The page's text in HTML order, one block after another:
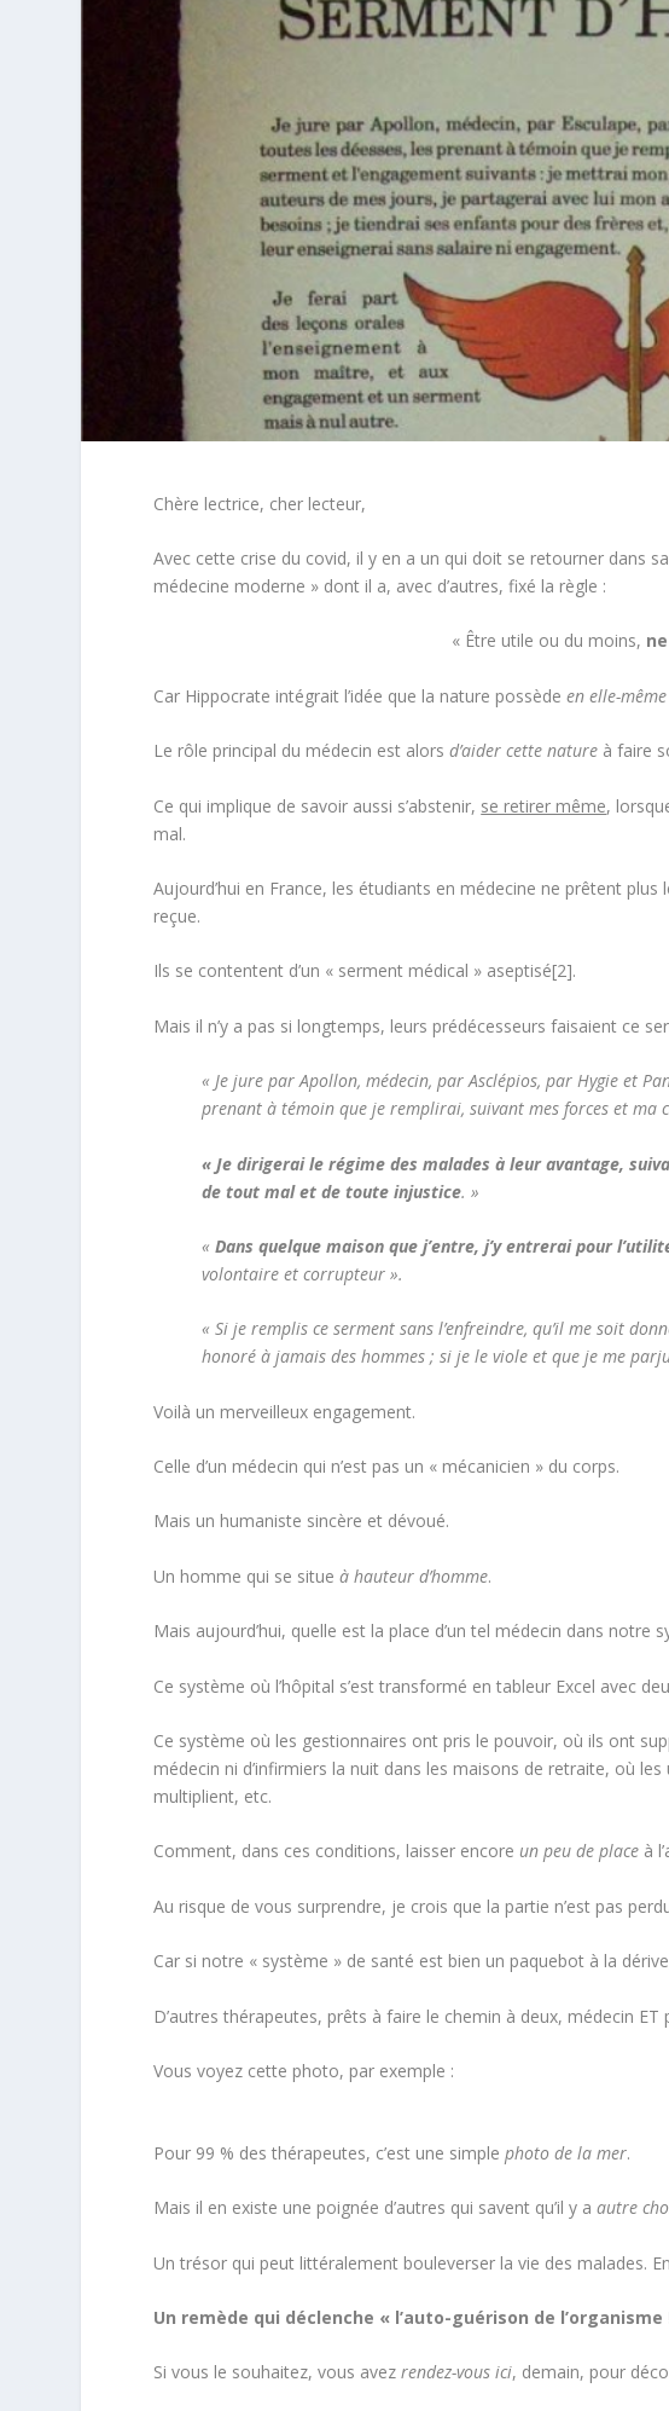
Chère lectrice, cher lecteur,
Avec cette crise du covid, il y en a un qui doit se retourner dans
médecine moderne » dont il a, avec d’autres, fixé la règle :
« Être utile ou du moins,
Car Hippocrate intégrait l’idée que la nature possèdeen elle-même
Le rôle principal du médecin est alorsd’aider cette nature à faire
Ce qui implique de savoir aussi s’abstenir, se retirer même,
mal.
Aujourd’hui en France, les étudiants en médecine ne prêtent
reçue.
Ils se contentent d’un « serment médical » aseptisé[2].
Mais il n’y a pas si longtemps, leurs prédécesseurs faisaient ce
« Je jure par Apollon, médecin, par Asclépios, par Hygie et
prenant à témoin que je remplirai, suivant mes forces et ma
« Je dirigerai le régime des malades à leur avantage,
de tout mal et de toute injustice. »
«Dans quelque maison que j’entre, j’y entrerai pour
volontaire et corrupteur ».
« Si je remplis ce serment sans l’enfreindre, qu’il me soit
honoré à jamais des hommes ; si je le viole et que je me
Voilà un merveilleux engagement.
Celle d’un médecin qui n’est pas un « mécanicien » du corps.
Mais un humaniste sincère et dévoué.
Un homme qui se situeà hauteur d’homme.
Mais aujourd’hui, quelle est la place d’un tel médecin dans notre
Ce système où l’hôpital s’est transformé en tableur Excel avec
Ce système où les gestionnaires ont pris le pouvoir, où ils ont
médecin ni d’infirmiers la nuit dans les maisons de retraite, où
multiplient, etc.
Comment, dans ces conditions, laisser encore un peu de place à
Au risque de vous surprendre, je crois que la partie n’est pas
Car si notre « système » de santé est bien un paquebot à la
D’autres thérapeutes, prêts à faire le chemin à deux, médecin ET
Vous voyez cette photo, par exemple :
Pour 99 % des thérapeutes, c’est une simplephoto de la mer.
Mais il en existe une poignée d’autres qui savent qu’il y aautre
Un trésor qui peut littéralement bouleverser la vie des malades.
Un remède qui déclenche « l’auto-guérison de l’organisme
Si vous le souhaitez, vous avezrendez-vous ici, demain, pour